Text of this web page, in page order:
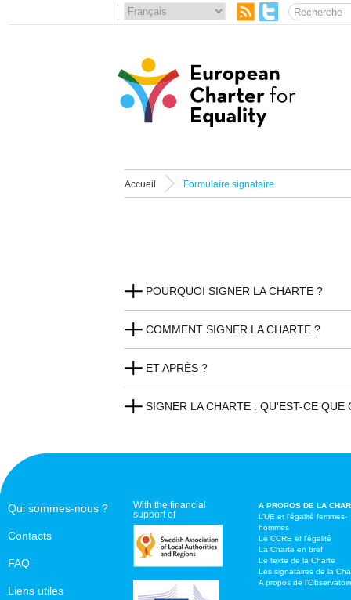
Accueil Formulaire signataire
POURQUOI SIGNER LA CHARTE ?
COMMENT SIGNER LA CHARTE ?
ET APRÈS ?
SIGNER LA CHARTE : QU'EST-CE QUE
Qui sommes-nous ?
Contacts
FAQ
Liens utiles
With the financial
support of
A PROPOS DE LA
L’UE et l’égalité femmes-
hommes
Le CCRE et l’égalité
La Charte en bref
Le texte de la Charte
Les signataires de la
A propos de